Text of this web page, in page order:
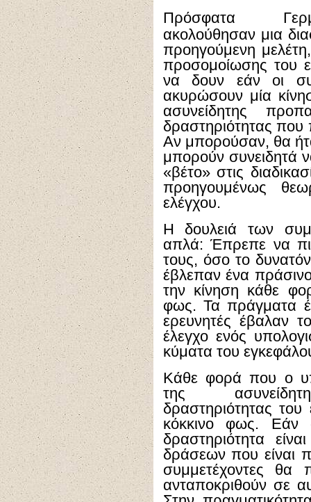
Πρόσφατα
ακολούθησαν μια
προηγούμενη
προσομοίωσης του
να δουν εάν οι
ακυρώσουν μία
ασυνείδητης
δραστηριότητας που
Αν μπορούσαν, θα
μπορούν συνειδητά
«βέτο» στις
προηγουμένως
ελέγχου.
Η δουλειά των
απλά: Έπρεπε να
τους, όσο το
έβλεπαν ένα
την κίνηση κάθε
φως. Τα πράγματα
ερευνητές έβαλαν
έλεγχο ενός
κύματα του
Κάθε φορά που ο
της
δραστηριότητας
κόκκινο φως. Εάν
δραστηριότητα
δράσεων που είναι
συμμετέχοντες θα
ανταποκριθούν σε